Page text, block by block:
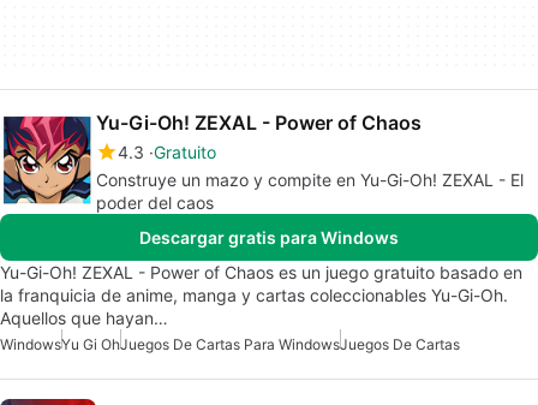
Yu-Gi-Oh! ZEXAL - Power of Chaos
4.3 Gratuito
Construye un mazo y compite en Yu-Gi-Oh! ZEXAL - El
poder del caos
Descargar gratis para Windows
Yu-Gi-Oh! ZEXAL - Power of Chaos es un juego gratuito basado en
la franquicia de anime, manga y cartas coleccionables Yu-Gi-Oh.
Aquellos que hayan…
WindowsYu Gi OhJuegos De Cartas Para WindowsJuegos De Cartas